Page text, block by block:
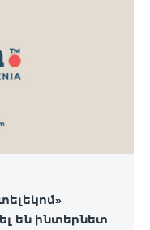
են ինտերնետ